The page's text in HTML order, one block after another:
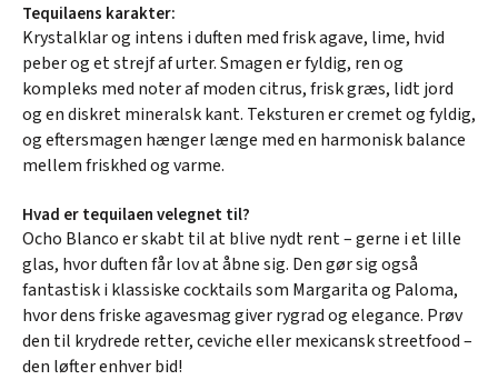
Tequilaens karakter:
Krystalklar og intens i duften med frisk agave, lime, hvid
peber og et strejf af urter. Smagen er fyldig, ren og
kompleks med noter af moden citrus, frisk græs, lidt jord
og en diskret mineralsk kant. Teksturen er cremet og fyldig,
og eftersmagen hænger længe med en harmonisk balance
mellem friskhed og varme.
Hvad er tequilaen velegnet til?
Ocho Blanco er skabt til at blive nydt rent – gerne i et lille
glas, hvor duften får lov at åbne sig. Den gør sig også
fantastisk i klassiske cocktails som Margarita og Paloma,
hvor dens friske agavesmag giver rygrad og elegance. Prøv
den til krydrede retter, ceviche eller mexicansk streetfood –
den løfter enhver bid!